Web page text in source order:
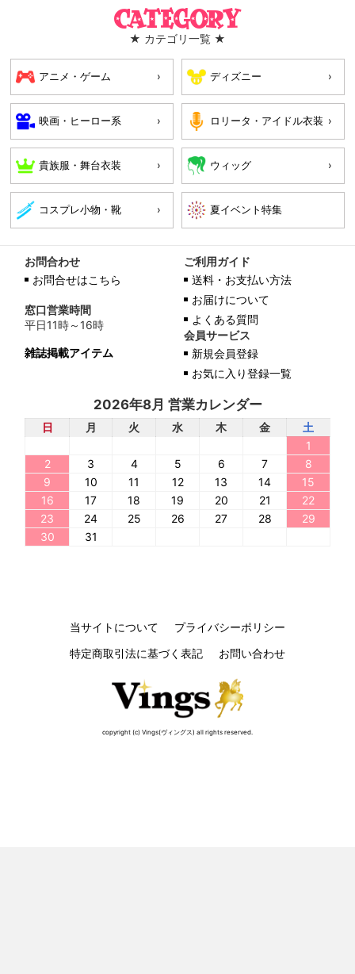
Category
★ カテゴリ一覧 ★
アニメ・ゲーム ディズニー
映画・ヒーロー系 ロリータ・アイドル衣装
貴族服・舞台衣装 ウィッグ
コスプレ小物・靴
お問合わせ
お問合せはこちら
窓口営業時間
平日11時～16時
雑誌掲載アイテム
ご利用ガイド
送料・お支払い方法
お届けについて
よくある質問
会員サービス
新規会員登録
お気に入り登録一覧
2026年8月 営業カレンダー
日 月 火 水 木 金
土
1
2
3 4 5 6 7
8
9
10 11 12 13 14
15
16
17 18 19 20 21
22
23
24 25 26 27 28
29
30
31
当サイトについて
プライバシーポリシー
特定商取引法に基づく表記
お問い合わせ
copyright (c) Vings(ヴィングス) all rights reserved.